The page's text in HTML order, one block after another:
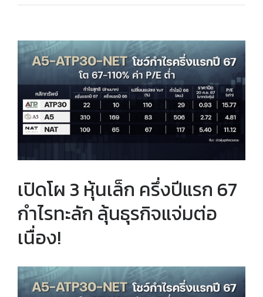
View
Larger
Image
เปิดโผ 3 หุ้นเล็ก ครึ่งปีแรก 67
กำไรทะลัก ลุ้นธุรกิจแจ่มต่อ
เนื่อง!